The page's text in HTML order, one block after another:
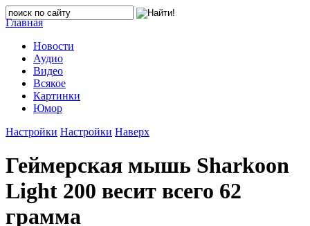
Главная
Новости
Аудио
Видео
Всякое
Картинки
Юмор
Настройки Настройки Наверх
Геймерская мышь Sharkoon
Light 200 весит всего 62
грамма